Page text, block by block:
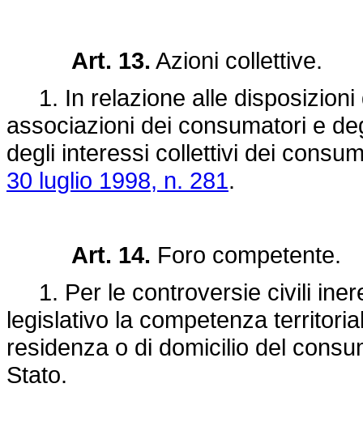
Art. 13. Azioni collettive.
1. In relazione alle disposizioni
associazioni dei consumatori e
degli interessi collettivi dei
30 luglio 1998, n. 281.
Art. 14. Foro competente.
1. Per le controversie civili
legislativo la competenza
residenza o di domicilio del
Stato.